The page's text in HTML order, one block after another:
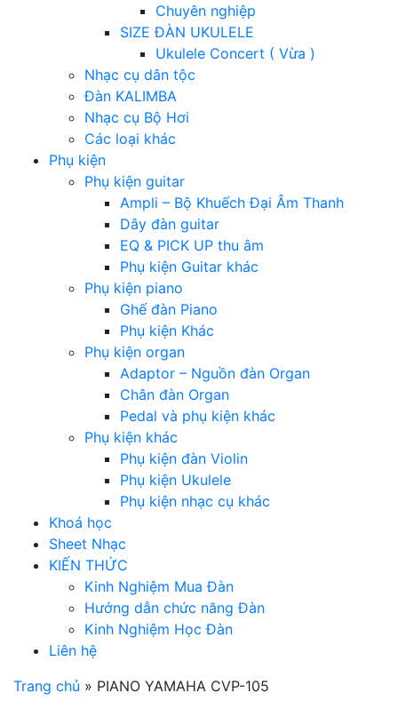
Chuyên nghiệp
SIZE ĐÀN UKULELE
Ukulele Concert ( Vừa )
Nhạc cụ dân tộc
Đàn KALIMBA
Nhạc cụ Bộ Hơi
Các loại khác
Phụ kiện
Phụ kiện guitar
Ampli – Bộ Khuếch Đại Âm Thanh
Dây đàn guitar
EQ & PICK UP thu âm
Phụ kiện Guitar khác
Phụ kiện piano
Ghế đàn Piano
Phụ kiện Khác
Phụ kiện organ
Adaptor – Nguồn đàn Organ
Chân đàn Organ
Pedal và phụ kiện khác
Phụ kiện khác
Phụ kiện đàn Violin
Phụ kiện Ukulele
Phụ kiện nhạc cụ khác
Khoá học
Sheet Nhạc
KIẾN THỨC
Kinh Nghiệm Mua Đàn
Hướng dẫn chức năng Đàn
Kinh Nghiệm Học Đàn
Liên hệ
Trang chủ » PIANO YAMAHA CVP-105